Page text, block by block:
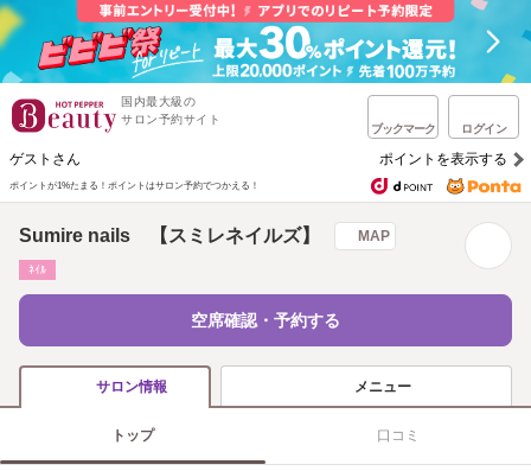
国内最大級の
サロン予約サイト
ブックマーク ログイン
ゲストさん ポイントを表示する
ポイントが1%たまる！ ポイントはサロン予約でつかえる！
Sumire nails 【スミレネイルズ】 MAP
ﾈｲﾙ
空席確認・予約する
サロン情報 メニュー
トップ 口コミ